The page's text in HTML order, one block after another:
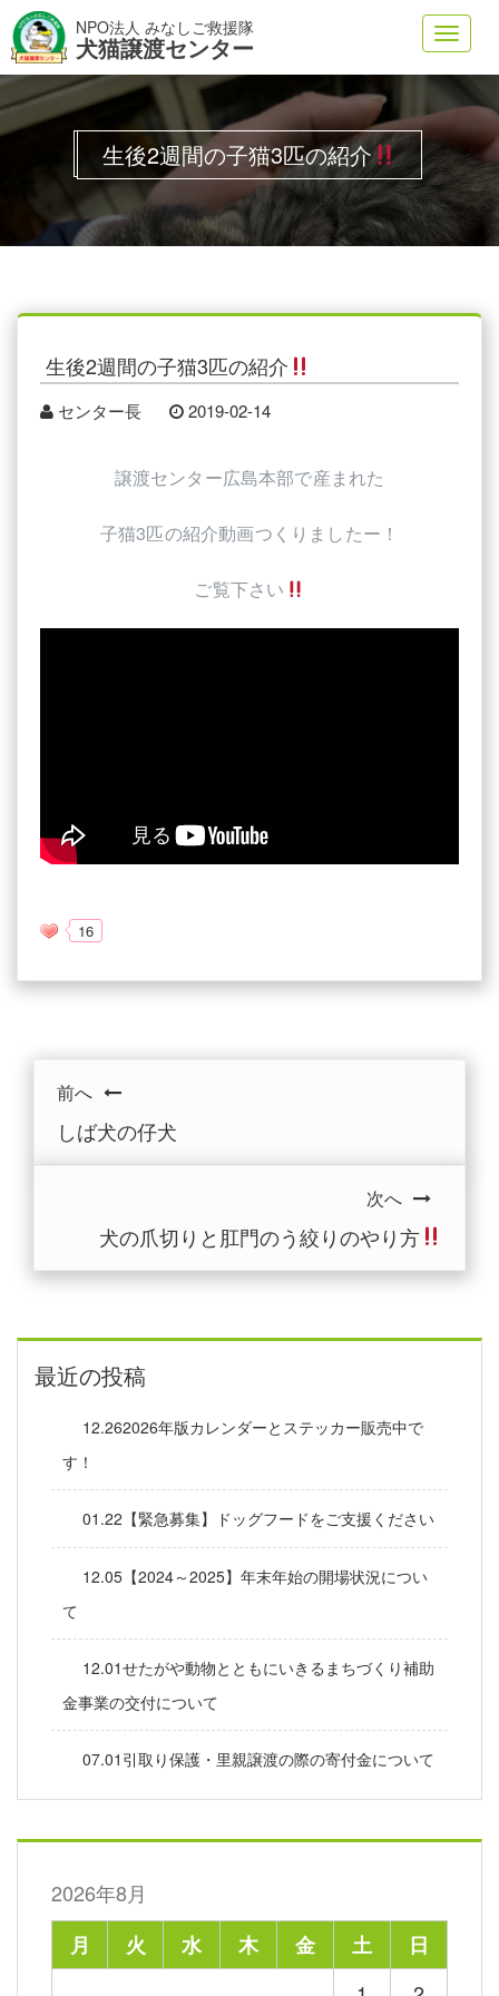
NPO法人 みなしご救援隊
犬猫譲渡センター
生後2週間の子猫3匹の紹介
生後2週間の子猫3匹の紹介
センター長 2019-02-14
譲渡センター広島本部で産まれた
子猫3匹の紹介動画つくりましたー！
ご覧下さい
16
前へ
しば犬の仔犬
次へ
犬の爪切りと肛門のう絞りのやり方
最近の投稿
12.262026年版カレンダーとステッカー販売中で
す！
01.22【緊急募集】ドッグフードをご支援ください
12.05【2024～2025】年末年始の開場状況につい
て
12.01せたがや動物とともにいきるまちづくり補助
金事業の交付について
07.01引取り保護・里親譲渡の際の寄付金について
2026年8月
月
火 水 木 金 土
日